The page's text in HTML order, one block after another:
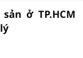
ở TP.HCM